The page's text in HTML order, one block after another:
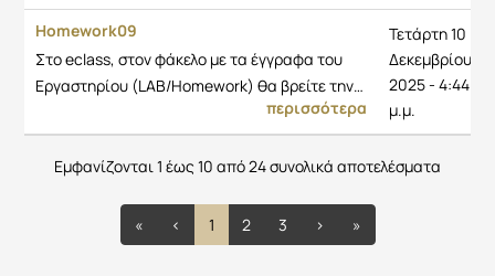
Homework09
Στο eclass, στον φάκελο με τα έγγραφα του
Εργαστηρίου (LAB/Homework) θα βρείτε την…
περισσότερα
Τετάρτη 10
Δεκεμβρίου
2025 - 4:44
μ.μ.
Εμφανίζονται 1 έως 10 από 24 συνολικά αποτελέσματα
« ‹ 1 2 3 › »